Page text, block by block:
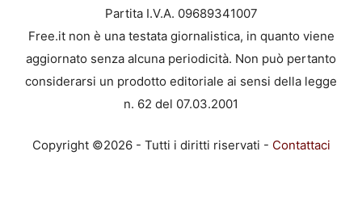
Partita I.V.A. 09689341007
Free.it non è una testata giornalistica, in quanto viene
aggiornato senza alcuna periodicità. Non può pertanto
considerarsi un prodotto editoriale ai sensi della legge
n. 62 del 07.03.2001
Copyright ©2026 - Tutti i diritti riservati - Contattaci